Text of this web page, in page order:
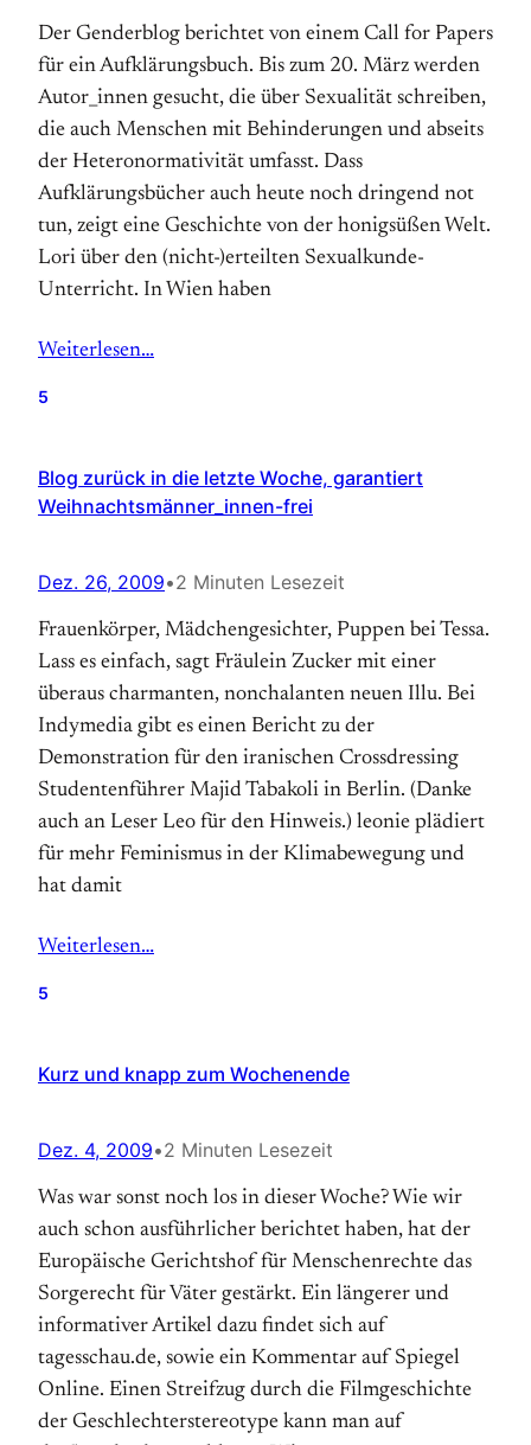
Der Genderblog berichtet von einem Call for Papers
für ein Aufklärungsbuch. Bis zum 20. März werden
Autor_innen gesucht, die über Sexualität schreiben,
die auch Menschen mit Behinderungen und abseits
der Heteronormativität umfasst. Dass
Aufklärungsbücher auch heute noch dringend not
tun, zeigt eine Geschichte von der honigsüßen Welt.
Lori über den (nicht-)erteilten Sexualkunde-
Unterricht. In Wien haben
Weiterlesen…
5
Blog zurück in die letzte Woche, garantiert
Weihnachtsmänner_innen-frei
Dez. 26, 2009•2 Minuten Lesezeit
Frauenkörper, Mädchengesichter, Puppen bei Tessa.
Lass es einfach, sagt Fräulein Zucker mit einer
überaus charmanten, nonchalanten neuen Illu. Bei
Indymedia gibt es einen Bericht zu der
Demonstration für den iranischen Crossdressing
Studentenführer Majid Tabakoli in Berlin. (Danke
auch an Leser Leo für den Hinweis.) leonie plädiert
für mehr Feminismus in der Klimabewegung und
hat damit
Weiterlesen…
5
Kurz und knapp zum Wochenende
Dez. 4, 2009•2 Minuten Lesezeit
Was war sonst noch los in dieser Woche? Wie wir
auch schon ausführlicher berichtet haben, hat der
Europäische Gerichtshof für Menschenrechte das
Sorgerecht für Väter gestärkt. Ein längerer und
informativer Artikel dazu findet sich auf
tagesschau.de, sowie ein Kommentar auf Spiegel
Online. Einen Streifzug durch die Filmgeschichte
der Geschlechterstereotype kann man auf